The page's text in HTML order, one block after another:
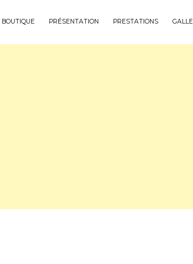
BOUTIQUE PRÉSENTATION PRESTATIONS